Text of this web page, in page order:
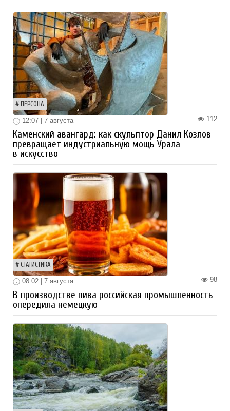
ПЕРСОНА
112
12:07 | 7 августа
Каменский авангард: как скульптор Данил Козлов
превращает индустриальную мощь Урала
в искусство
СТАТИСТИКА
98
08:02 | 7 августа
В производстве пива российская промышленность
опередила немецкую